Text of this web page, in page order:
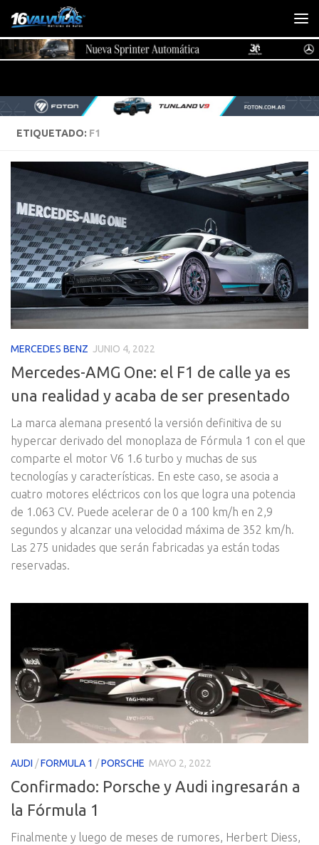
Saltar al contenido
ETIQUETADO: F1
MERCEDES BENZ JUNIO 4, 2022
Mercedes-AMG One: el F1 de calle ya es
una realidad y acaba de ser presentado
La marca alemana presentó la versión definitiva de su
hypercar derivado del monoplaza de Fórmula 1 con el que
comparte el motor V6 1.6 turbo y muchas de sus
tecnologías y características. En este caso, se asocia a
cuatro motores eléctricos con los que logra una potencia
de 1.063 CV. Puede acelerar de 0 a 100 km/h en 2,9
segundos y alcanzar una velocidad máxima de 352 km/h.
Las 275 unidades que serán fabricadas ya están todas
reservadas.
AUDI /FORMULA 1 /PORSCHE MAYO 2, 2022
Confirmado: Porsche y Audi ingresarán a
la Fórmula 1
Finalmente y luego de meses de rumores, Herbert Diess,